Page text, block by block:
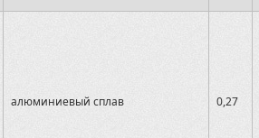
алюминиевый сплав 0,27